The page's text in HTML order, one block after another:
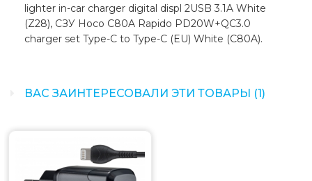
lighter in-car charger digital displ 2USB 3.1A White
(Z28), СЗУ Hoco C80A Rapido PD20W+QC3.0
charger set Type-C to Type-C (EU) White (C80A).
ВАС ЗАИНТЕРЕСОВАЛИ ЭТИ ТОВАРЫ (1)